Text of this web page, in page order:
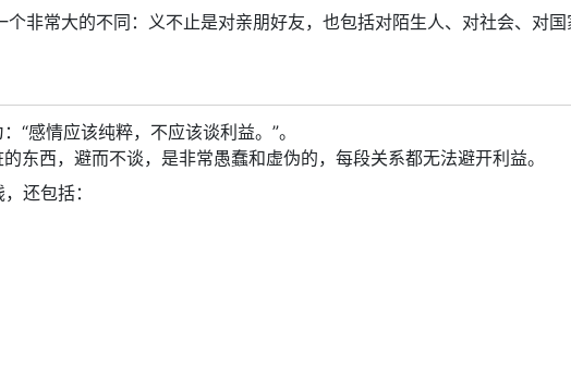
个非常大的不同：义不止是对亲朋好友，也包括对陌生人、对社会、对国
“感情应该纯粹，不应该谈利益。”。
东西，避而不谈，是非常愚蠢和虚伪的，每段关系都无法避开利益。
还包括：